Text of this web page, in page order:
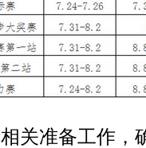
关准备工作，